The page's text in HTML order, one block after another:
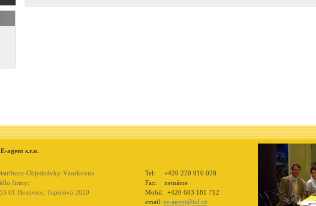
agent s.r.o.
Objednávky-Vzorkovna
firmy:
01 Hostivice, Topolová 2020
Tel: +420 220 910 028
Fax: nemáme
Mobil: +420 603 181 712
email: re-agent@iol.cz